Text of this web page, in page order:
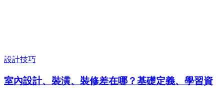
設計技巧
室內設計、裝潢、裝修差在哪？基礎定義、學習資